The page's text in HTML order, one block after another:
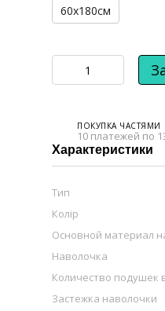
60х180см
ПОКУПКА ЧАСТЯМИ
10 платежей по
Характеристики
Тип
Колір
Основной материал
Наволочка
Количество подушек
Застежка наволочки